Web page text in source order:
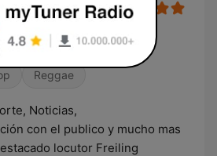
Reggae
Noticias,
con el publico y mucho mas
locutor Freiling